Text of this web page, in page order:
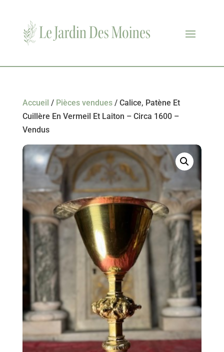
Accueil / Pièces vendues/ Calice, Patène Et
Cuillère En Vermeil Et Laiton – Circa 1600 –
Vendus